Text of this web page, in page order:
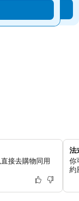
接去購物同用
法
你
約